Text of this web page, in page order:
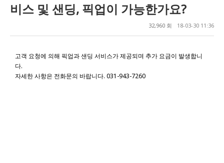
비스 및 샌딩, 픽업이 가능한가요?
32,960 회 18-03-30 11:36
고객 요청에 의해 픽업과 샌딩 서비스가 제공되며 추가 요금이 발생합니
다.
자세한 사항은 전화문의 바랍니다. 031-943-7260